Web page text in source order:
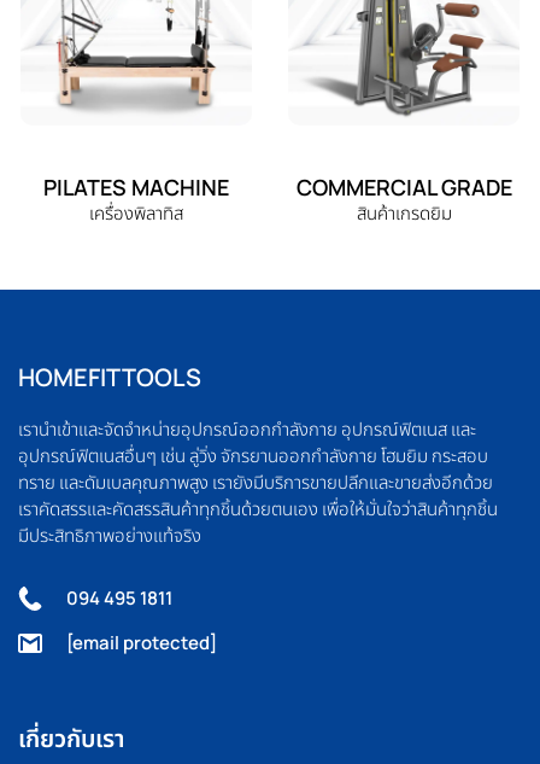
PILATES MACHINE
เครื่องพิลาทิส
COMMERCIAL GRADE
สินค้าเกรดยิม
HOMEFITTOOLS
เรานำเข้าและจัดจำหน่ายอุปกรณ์ออกกำลังกาย อุปกรณ์ฟิตเนส และ
อุปกรณ์ฟิตเนสอื่นๆ เช่น ลู่วิ่ง จักรยานออกกำลังกาย โฮมยิม กระสอบ
ทราย และดัมเบลคุณภาพสูง เรายังมีบริการขายปลีกและขายส่งอีกด้วย
เราคัดสรรและคัดสรรสินค้าทุกชิ้นด้วยตนเอง เพื่อให้มั่นใจว่าสินค้าทุกชิ้น
มีประสิทธิภาพอย่างแท้จริง
094 495 1811
[email protected]
เกี่ยวกับเรา